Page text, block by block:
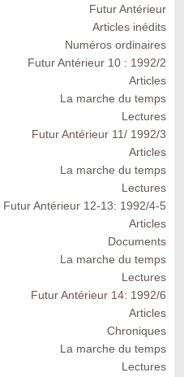
Futur Antérieur
Articles inédits
Numéros ordinaires
Futur Antérieur 10 : 1992/2
Articles
La marche du temps
Lectures
Futur Antérieur 11/ 1992/3
Articles
La marche du temps
Lectures
Futur Antérieur 12-13: 1992/4-5
Articles
Documents
La marche du temps
Lectures
Futur Antérieur 14: 1992/6
Articles
Chroniques
La marche du temps
Lectures